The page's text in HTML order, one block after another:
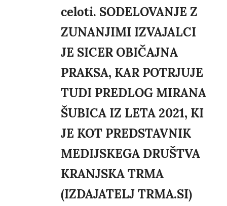
celoti. SODELOVANJE Z
ZUNANJIMI IZVAJALCI
JE SICER OBIČAJNA
PRAKSA, KAR POTRJUJE
TUDI PREDLOG MIRANA
ŠUBICA IZ LETA 2021, KI
JE KOT PREDSTAVNIK
MEDIJSKEGA DRUŠTVA
KRANJSKA TRMA
(IZDAJATELJ TRMA.SI)